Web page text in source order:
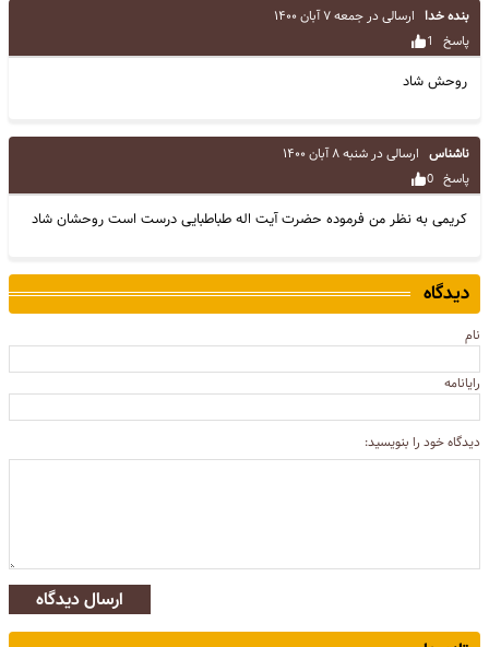
بنده خدا ارسالی در جمعه ۷ آبان ۱۴۰۰
پاسخ
1
روحش شاد
ناشناس ارسالی در شنبه ۸ آبان ۱۴۰۰
پاسخ 0
کریمی به نظر من فرموده حضرت آیت اله طباطبایی درست است روحشان شاد
دیدگاه
نام
رایانامه
دیدگاه خود را بنویسید:
ارسال دیدگاه